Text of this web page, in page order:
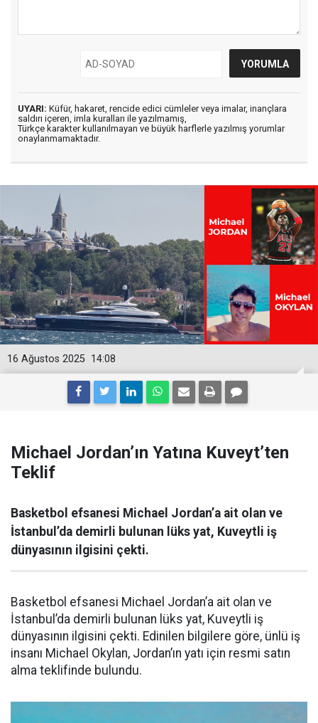
UYARI: Küfür, hakaret, rencide edici cümleler veya imalar, inançlara
saldırı içeren, imla kuralları ile yazılmamış,
Türkçe karakter kullanılmayan ve büyük harflerle yazılmış yorumlar
onaylanmamaktadır.
14:08
16 Ağustos 2025
Michael Jordan’ın Yatına Kuveyt’ten
Teklif
Basketbol efsanesi Michael Jordan’a ait olan ve
İstanbul’da demirli bulunan lüks yat, Kuveytli iş
dünyasının ilgisini çekti.
Basketbol efsanesi Michael Jordan’a ait olan ve
İstanbul’da demirli bulunan lüks yat, Kuveytli iş
dünyasının ilgisini çekti. Edinilen bilgilere göre, ünlü iş
insanı Michael Okylan, Jordan’ın yatı için resmi satın
alma teklifinde bulundu.